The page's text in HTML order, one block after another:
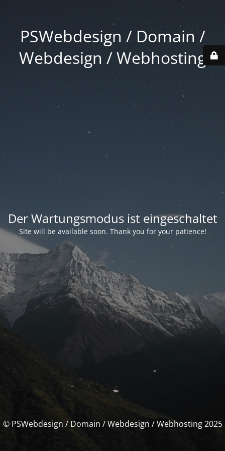
PSWebdesign / Domain /
Webdesign / Webhosting
Der Wartungsmodus ist eingeschaltet
Site will be available soon. Thank you for your patience!
© PSWebdesign / Domain / Webdesign / Webhosting 2025